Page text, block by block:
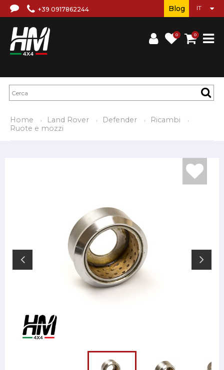
+39 0917862244
0 0
Blog
Home Land Rover Defender
Ricambi
Ruote e mozzi